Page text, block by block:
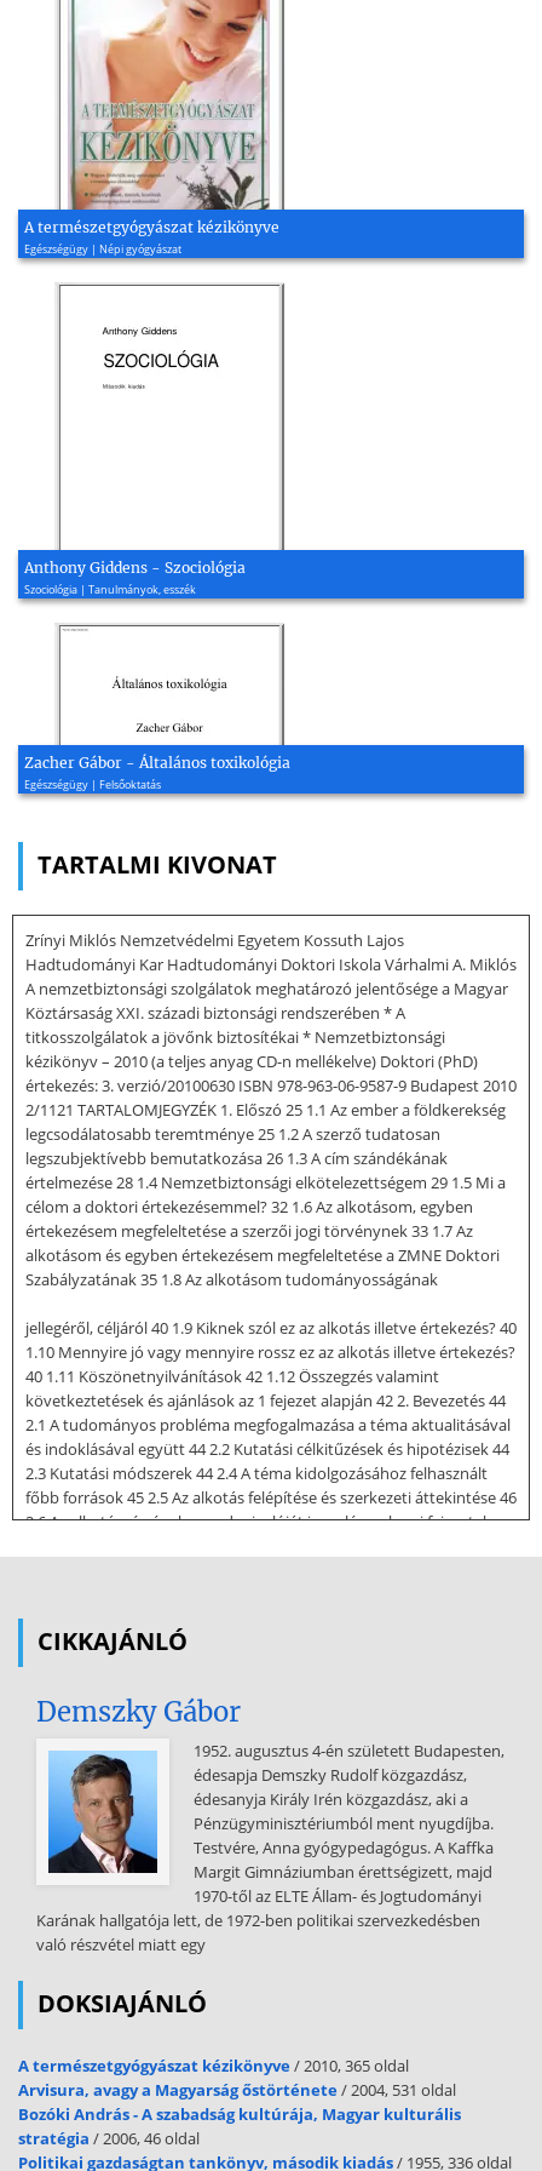
A természetgyógyászat kézikönyve
Egészségügy | Népi gyógyászat
Anthony Giddens - Szociológia
Szociológia | Tanulmányok, esszék
Zacher Gábor - Általános toxikológia
Egészségügy | Felsőoktatás
TARTALMI KIVONAT
Zrínyi Miklós Nemzetvédelmi Egyetem Kossuth Lajos
Hadtudományi Kar Hadtudományi Doktori Iskola Várhalmi A. Miklós
A nemzetbiztonsági szolgálatok meghatározó jelentősége a Magyar
Köztársaság XXI. századi biztonsági rendszerében * A
titkosszolgálatok a jövőnk biztosítékai * Nemzetbiztonsági
kézikönyv – 2010 (a teljes anyag CD-n mellékelve) Doktori (PhD)
értekezés: 3. verzió/20100630 ISBN 978-963-06-9587-9 Budapest 2010
2/1121 TARTALOMJEGYZÉK 1. Előszó 25 1.1 Az ember a földkerekség
legcsodálatosabb teremtménye 25 1.2 A szerző tudatosan
legszubjektívebb bemutatkozása 26 1.3 A cím szándékának
értelmezése 28 1.4 Nemzetbiztonsági elkötelezettségem 29 1.5 Mi a
célom a doktori értekezésemmel? 32 1.6 Az alkotásom, egyben
értekezésem megfeleltetése a szerzői jogi törvénynek 33 1.7 Az
alkotásom és egyben értekezésem megfeleltetése a ZMNE Doktori
Szabályzatának 35 1.8 Az alkotásom tudományosságának
jellegéről, céljáról 40 1.9 Kiknek szól ez az alkotás illetve értekezés? 40
1.10 Mennyire jó vagy mennyire rossz ez az alkotás illetve értekezés?
40 1.11 Köszönetnyilvánítások 42 1.12 Összegzés valamint
következtetések és ajánlások az 1 fejezet alapján 42 2. Bevezetés 44
2.1 A tudományos probléma megfogalmazása a téma aktualitásával
és indoklásával együtt 44 2.2 Kutatási célkitűzések és hipotézisek 44
2.3 Kutatási módszerek 44 2.4 A téma kidolgozásához felhasznált
főbb források 45 2.5 Az alkotás felépítése és szerkezeti áttekintése 46
2.6 Az alkotás címének mondanivalóját igazoló, szakmai fejezetek
vonzatú filozófia kérdések a XXI.
műhelyvitájáról 49 2.8 Összegzés illetve következtetések és
történetének rövid áttekintése’’ 53 3.1 Összegzés illetve
következtetések és ajánlások a 3. fejezet alapján 55 4. A biztonság
fogalmának megváltozása, szélesebb átfogása, újraértékelése 56 4.1
A világrendszer felépülése, működése, egyensúlya, stabilitása,
biztonsága 56 4.11 Szabadság és/vagy biztonság . 56 4.2 Mennyire
biztos vagy bizonytalan a biztonság napjainkban 60 4.3 A biztonság
fogalmának tágabb és szűkebb értelmezése 62 4.4 A biztonság
fogalmának új dimenziói 62 4.5 A magyar állampolgárok
jogbiztonságát negatívan befolyásoló igazságszolgáltatási hatások
64 4.512 A függetlenség és a számon kérhetőség dilemmája . 65
4.513 A bírósági szervezet alakulása Magyarországon. 67 4.52 A
legfőbb ügyész, mint politikai szereplő . 69 4.521 A legfőbb ügyész
pozíciójának kialakulása. 69 4.522 A legfőbb ügyész és az ügyészség
mai pozíciója . 69 4.523 A legfőbb ügyész és a politika világa . 70 4.524
CIKKAJÁNLÓ
Demszky Gábor
1952. augusztus 4-én született Budapesten,
édesapja Demszky Rudolf közgazdász,
édesanyja Király Irén közgazdász, aki a
Pénzügyminisztériumból ment nyugdíjba.
Testvére, Anna gyógypedagógus. A Kaffka
Margit Gimnáziumban érettségizett, majd
1970-től az ELTE Állam- és Jogtudományi
Karának hallgatója lett, de 1972-ben politikai szervezkedésben
való részvétel miatt egy
DOKSIAJÁNLÓ
A természetgyógyászat kézikönyve/ 2010, 365 oldal
Arvisura, avagy a Magyarság őstörténete/ 2004, 531 oldal
Bozóki András - A szabadság kultúrája, Magyar kulturális
stratégia / 2006, 46 oldal
Politikai gazdaságtan tankönyv, második kiadás/ 1955, 336 oldal